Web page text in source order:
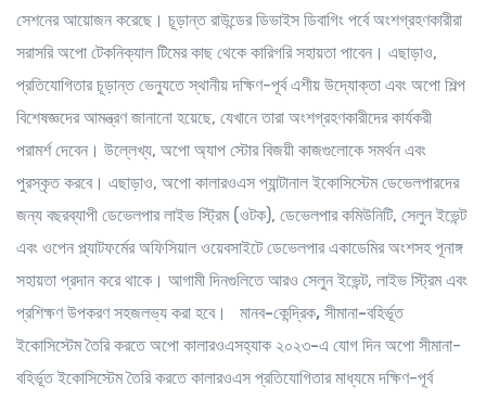
সেশনের আয়োজন করেছে। চূড়ান্ত রাউন্ডের ডিভাইস ডিবাগিং পর্বে অংশগ্রহণকারীরা
সরাসরি অপো টেকনিক্যাল টিমের কাছ থেকে কারিগরি সহায়তা পাবেন। এছাড়াও,
প্রতিযোগিতার চূড়ান্ত ভেন্যুতে স্থানীয় দক্ষিণ-পূর্ব এশীয় উদ্যোক্তা এবং অপো শিল্প
বিশেষজ্ঞদের আমন্ত্রণ জানানো হয়েছে, যেখানে তারা অংশগ্রহণকারীদের কার্যকরী
পরামর্শ দেবেন। উল্লেখ্য, অপো অ্যাপ স্টোর বিজয়ী কাজগুলোকে সমর্থন এবং
পুরস্কৃত করবে। এছাড়াও, অপো কালারওএস প্যান্টানাল ইকোসিস্টেম ডেভেলপারদের
জন্য বছরব্যাপী ডেভেলপার লাইভ স্ট্রিম (ওটক), ডেভেলপার কমিউনিটি, সেলুন ইভেন্ট
এবং ওপেন প্ল্যাটফর্মের অফিসিয়াল ওয়েবসাইটে ডেভেলপার একাডেমির অংশসহ পূনাঙ্গ
সহায়তা প্রদান করে থাকে। আগামী দিনগুলিতে আরও সেলুন ইভেন্ট, লাইভ স্ট্রিম এবং
প্রশিক্ষণ উপকরণ সহজলভ্য করা হবে। মানব-কেন্দ্রিক, সীমানা-বহির্ভূত
ইকোসিস্টেম তৈরি করতে অপো কালারওএসহ্যাক ২০২৩-এ যোগ দিন অপো সীমানা-
বহির্ভূত ইকোসিস্টেম তৈরি করতে কালারওএস প্রতিযোগিতার মাধ্যমে দক্ষিণ-পূর্ব